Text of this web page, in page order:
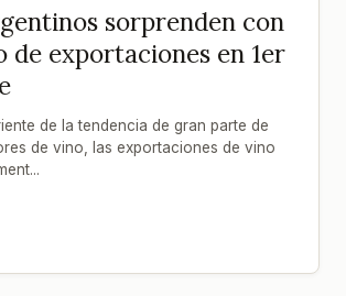
sorprenden con
de exportaciones en 1er
de la tendencia de gran parte de
de vino, las exportaciones de vino